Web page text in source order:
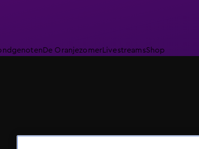
De Oranjezomer LivestreamsShop